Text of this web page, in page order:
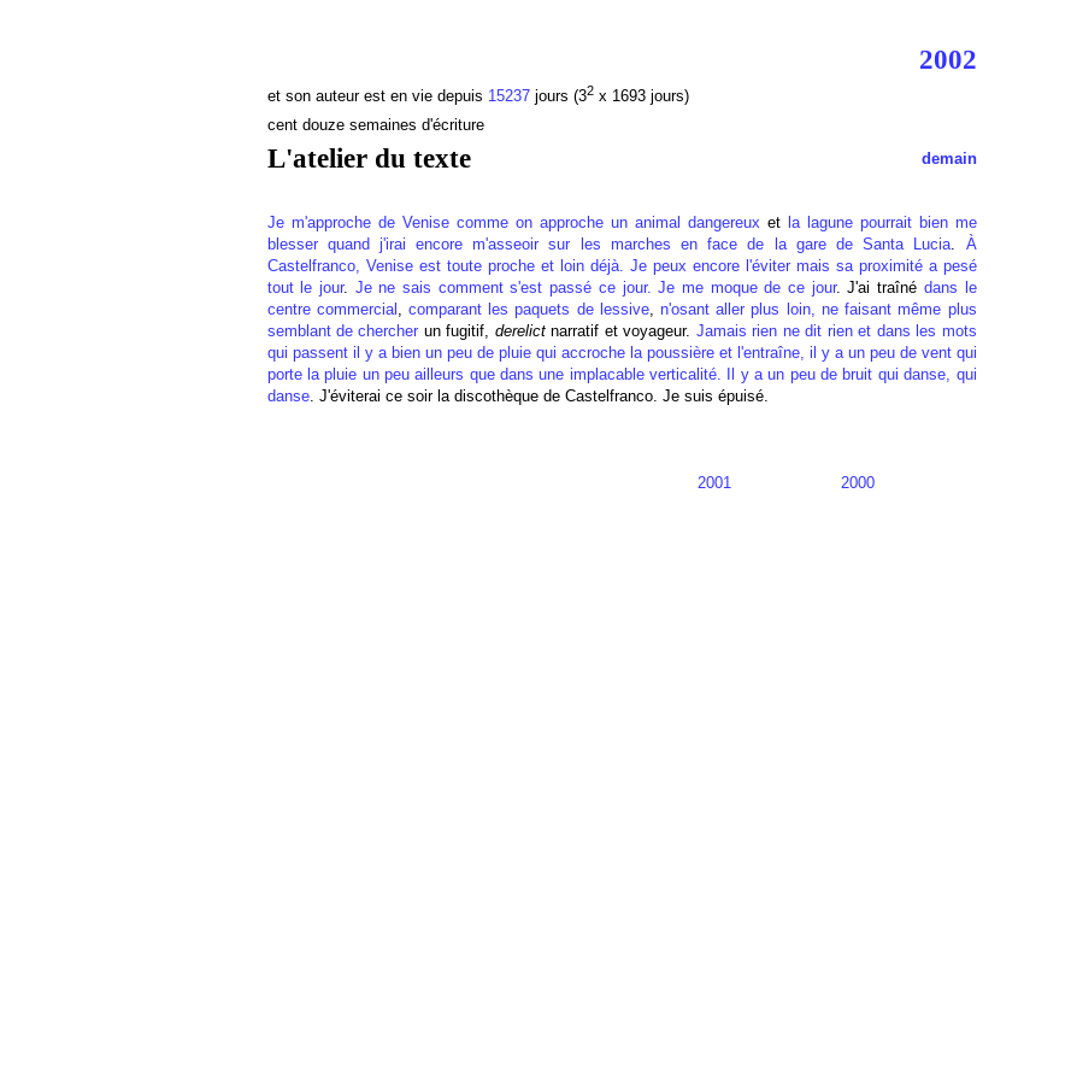
2002
et son auteur est en vie depuis 15237jours (32x 1693 jours)
cent douze semaines d'écriture
L'atelier du texte demain
Je m'approche de Venise comme on approche un animal dangereux et la lagune pourrait bien me
blesser quand j'irai encore m'asseoir sur les marches en face de la gare de Santa Lucia. À
Castelfranco, Venise est toute proche et loin déjà. Je peux encore l'éviter mais sa proximité a pesé
tout le jour. Je ne sais comment s'est passé ce jour. Je me moque de ce jour. J'ai traîné dans le
centre commercial , comparant les paquets de lessive,n'osant aller plus loin, ne faisant même plus
semblant de chercher un fugitif, derelictnarratif et voyageur. Jamais rien ne dit rien et dans les mots
qui passent il y a bien un peu de pluie qui accroche la poussière et l'entraîne, il y a un peu de vent qui
porte la pluie un peu ailleurs que dans une implacable verticalité. Il y a un peu de bruit qui danse, qui
danse. J'éviterai ce soir la discothèque de Castelfranco. Je suis épuisé.
2001 2000